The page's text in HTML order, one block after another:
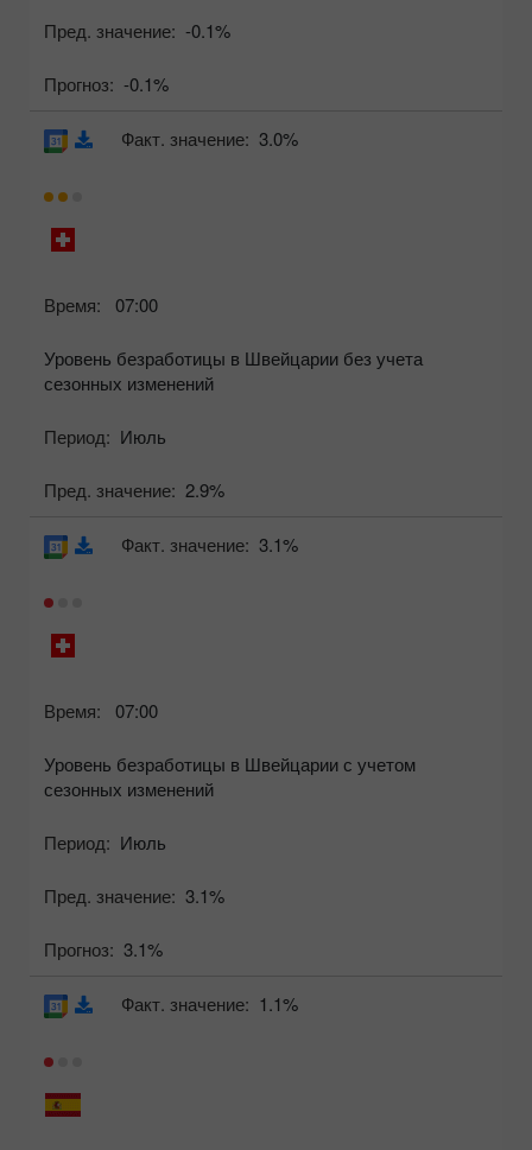
Пред. значение: -0.1%
Прогноз: -0.1%
Время: 07:00
Уровень безработицы в Швейцарии без учета
сезонных изменений
Период: Июль
Пред. значение: 2.9%
Факт. значение: 3.0%
Время: 07:00
Уровень безработицы в Швейцарии с учетом
сезонных изменений
Период: Июль
Пред. значение: 3.1%
Прогноз: 3.1%
Факт. значение: 3.1%
Факт. значение: 1.1%